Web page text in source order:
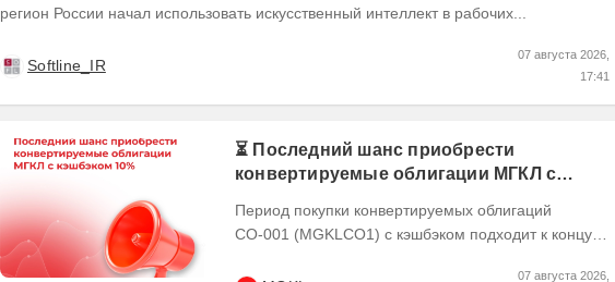
регион России начал использовать искусственный интеллект в рабочих...
Softline_IR
07 августа 2026,
17:41
⏳ Последний шанс приобрести
конвертируемые облигации МГКЛ с
Период покупки конвертируемых облигаций
СО-001 (MGKLCO1) с кэшбэком подходит к концу.
07 августа 2026,